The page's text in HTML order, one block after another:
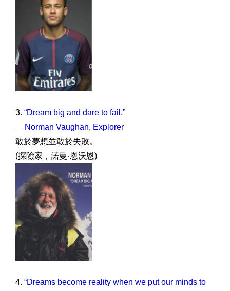
3. “Dream big and dare to fail.”
— Norman Vaughan, Explorer
敢於夢想並敢於失敗。
(探險家，諾曼·恩沃恩)
4. “Dreams become reality when we put our minds to